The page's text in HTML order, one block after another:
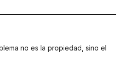
no es la propiedad, sino el